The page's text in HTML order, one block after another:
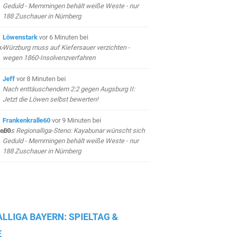
Geduld - Memmingen behält weiße Weste - nur
188 Zuschauer in Nürnberg
Löwenstark vor 6 Minuten bei
Würzburg muss auf Kiefersauer verzichten -
wegen 1860-Insolvenzverfahren
Jeff vor 8 Minuten bei
Nach enttäuschendem 2:2 gegen Augsburg II:
Jetzt die Löwen selbst bewerten!
Frankenkralle60 vor 9 Minuten bei
Das Regionalliga-Steno: Kayabunar wünscht sich
Geduld - Memmingen behält weiße Weste - nur
188 Zuschauer in Nürnberg
BAYERN: SPIELTAG &